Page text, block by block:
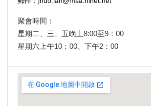
聚會時間：
星期二、三、五晚上8:00至9：00
星期六上午10：00、下午2：00